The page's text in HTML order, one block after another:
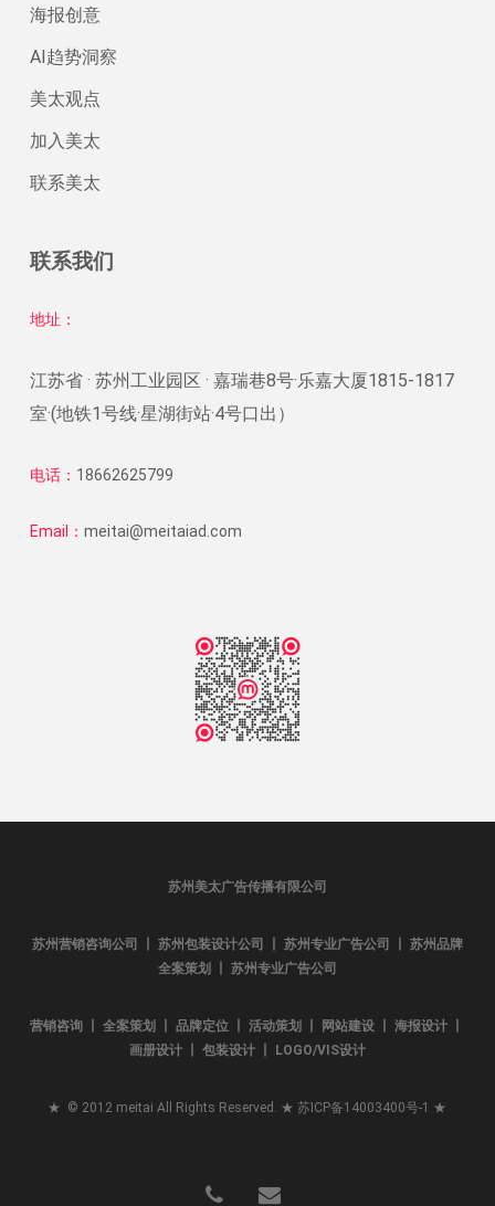
海报创意
AI趋势洞察
美太观点
加入美太
联系美太
联系我们
地址：
江苏省 · 苏州工业园区 · 嘉瑞巷8号·乐嘉大厦1815-1817
室·(地铁1号线·星湖街站·4号口出）
电话： 18662625799
Email： meitai@meitaiad.com
苏州美太广告传播有限公司
苏州营销咨询公司 丨 苏州包装设计公司 丨 苏州专业广告公司 丨 苏州品牌
全案策划 丨 苏州专业广告公司
营销咨询 丨 全案策划 丨 品牌定位 丨 活动策划 丨 网站建设 丨 海报设计 丨
画册设计 丨 包装设计 丨 LOGO/VIS设计
★ © 2012 meitai All Rights Reserved. ★苏ICP备14003400号-1 ★
phone email